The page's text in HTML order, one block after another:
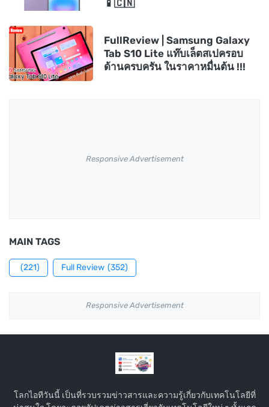
📱🇨🇳
FullReview | Samsung Galaxy
Tab S10 Lite แท๊บเล็ตสเปครอบ
ด้านครบครัน ในราคาหมื่นต้น !!!
Responsive Advertisement
MAIN TAGS
(221) Full Review (352)
Responsive Advertisement
โลกไอทีวันนี้ เป็นที่รวบรวมข่าวสารและความรู้เกี่ยวกับเทคโนโลยีที่